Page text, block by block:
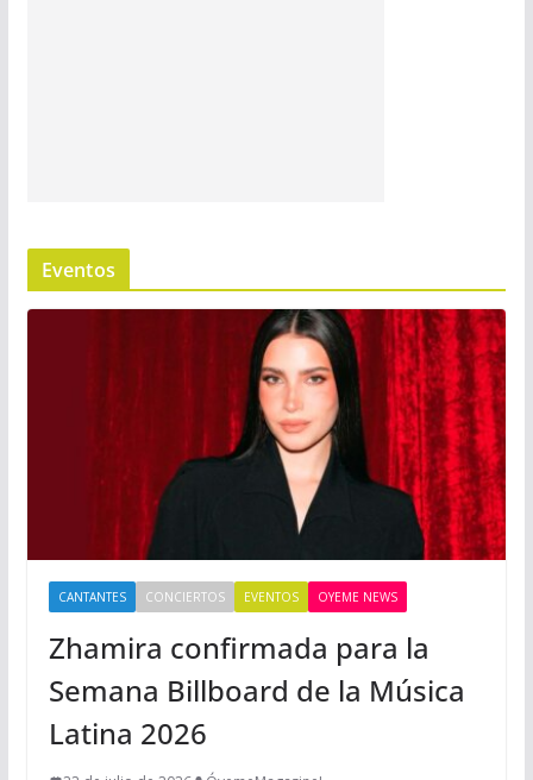
Eventos
CANTANTES CONCIERTOS EVENTOS OYEME NEWS
Zhamira confirmada para la
Semana Billboard de la Música
Latina 2026